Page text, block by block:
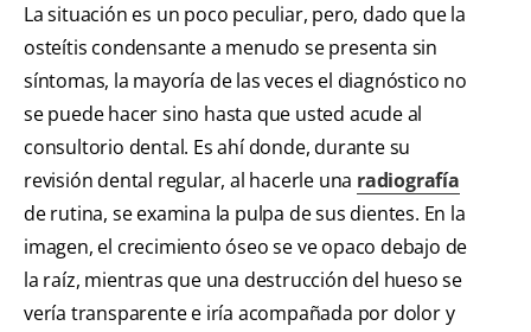
La situación es un poco peculiar, pero, dado que la
osteítis condensante a menudo se presenta sin
síntomas, la mayoría de las veces el diagnóstico no
se puede hacer sino hasta que usted acude al
consultorio dental. Es ahí donde, durante su
revisión dental regular, al hacerle una radiografía
de rutina, se examina la pulpa de sus dientes. En la
imagen, el crecimiento óseo se ve opaco debajo de
la raíz, mientras que una destrucción del hueso se
vería transparente e iría acompañada por dolor y